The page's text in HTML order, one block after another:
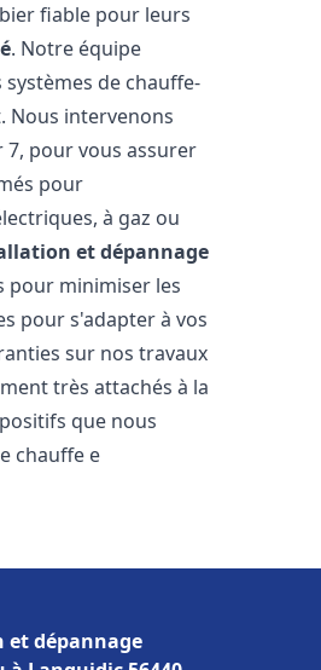
fiable pour leurs
. Notre équipe
de chauffe-
Nous intervenons
pour vous assurer
pour
à gaz ou
et dépannage
pour minimiser les
pour s'adapter à vos
sur nos travaux
très attachés à la
que nous
chauffe e
dépannage